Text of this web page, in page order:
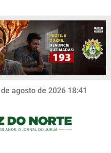
agosto de 2026 18:41